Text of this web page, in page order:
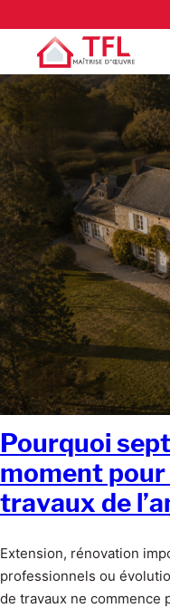
Pourquoi
moment
travaux de
Extension, rénovation
professionnels ou
de travaux ne